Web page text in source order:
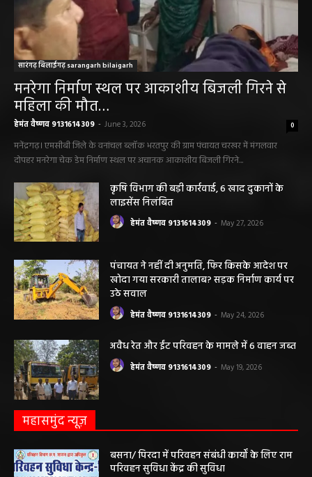
सारंगढ़ बिलाईगढ़ sarangarh bilaigarh
मनरेगा निर्माण स्थल पर आकाशीय बिजली गिरने से
महिला की मौत…
हेमंत वैष्णव 9131614309 - June 3, 2026
दोपहर मनरेगा चेक डेम निर्माण स्थल पर अचानक आकाशीय बिजली गिरने...
कृषि विभाग की बड़ी कार्रवाई, 6 खाद दुकानों के
लाइसेंस निलंबित
पंचायत ने नहीं दी अनुमति, फिर किसके आदेश पर
खोदा गया सरकारी तालाब? सड़क निर्माण कार्य पर
उठे सवाल
हेमंत वैष्णव 9131614309 - May 24, 2026
अवैध रेत और ईंट परिवहन के मामले में 6 वाहन जब्त
महासमुंद न्यूज़